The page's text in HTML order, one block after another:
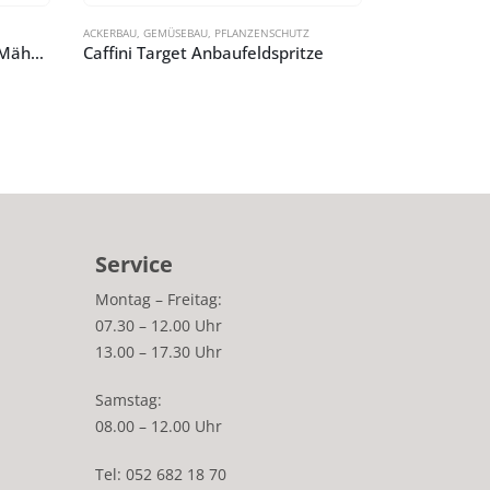
CLAAS Schneidwerk Modelle Mähdrescher
ACKERBAU GEMÜSEBAU PFLANZENSCHUTZ
Caffini Target Anbaufeldspritze
Service
Montag – Freitag:
07.30 – 12.00 Uhr
13.00 – 17.30 Uhr
Samstag:
08.00 – 12.00 Uhr
Tel: 052 682 18 70